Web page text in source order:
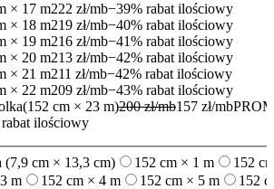
× 17 m222 zł/mb−39% rabat ilościowy
× 18 m219 zł/mb−40% rabat ilościowy
× 19 m216 zł/mb−41% rabat ilościowy
× 20 m213 zł/mb−42% rabat ilościowy
× 21 m211 zł/mb−42% rabat ilościowy
× 22 m209 zł/mb−43% rabat ilościowy
(152 cm × 23 m)200 zł/mb157 zł/mb
ilościowy
(7,9 cm × 13,3 cm) 152 cm × 1 m
152
m
152 cm × 4 m 152 cm × 5 m
152